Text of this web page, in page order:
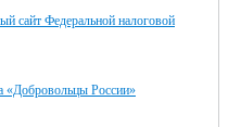
сайт Федеральной налоговой
«Добровольцы России»